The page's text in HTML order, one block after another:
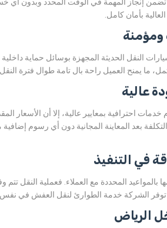
بأمان كامل.
ومؤمنة
النقل الحديثة المجهزة بوسائل حماية داخلية
ما يمنح العميل راحة بال تامة طوال فترة النقل.
عالية
احترافية بمعايير عالية، إلا أن الأسعار
التكلفة بعد المعاينة المجانية دون أي رسوم
في التنفيذ
بالمواعيد المحددة مع العملاء. فعملية
الشركة خدمة الطوارئ لنقل العفش في نفس
الرياض